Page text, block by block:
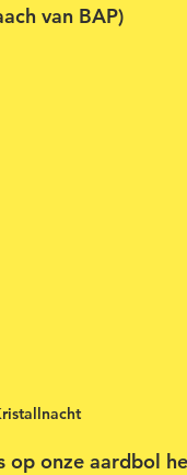
van BAP)
op onze aardbol